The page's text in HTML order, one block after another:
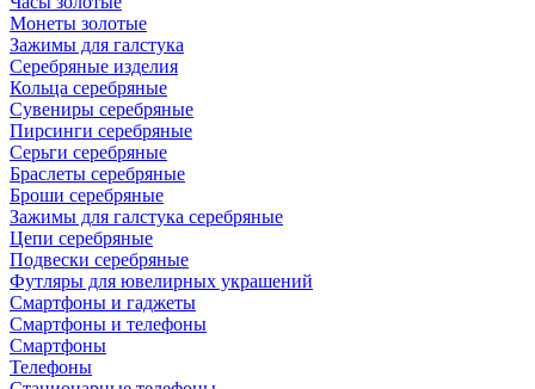
Монеты золотые
Зажимы для галстука
Серебряные изделия
Кольца серебряные
Сувениры серебряные
Пирсинги серебряные
Серьги серебряные
Браслеты серебряные
Броши серебряные
Зажимы для галстука серебряные
Цепи серебряные
Подвески серебряные
Футляры для ювелирных украшений
Смартфоны и гаджеты
Смартфоны и телефоны
Смартфоны
Телефоны